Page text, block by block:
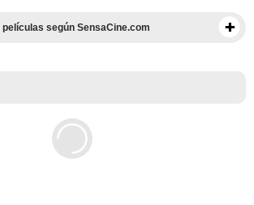
películas según SensaCine.com